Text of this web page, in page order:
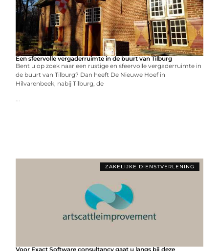
Een sfeervolle vergaderruimte in de buurt van Tilburg
Bent u op zoek naar een rustige en sfeervolle vergaderruimte in
de buurt van Tilburg? Dan heeft De Nieuwe Hoef in
Hilvarenbeek, nabij Tilburg, de
...
ZAKELIJKE DIENSTVERLENING
Voor Exact Software consultancy gaat u langs bij deze